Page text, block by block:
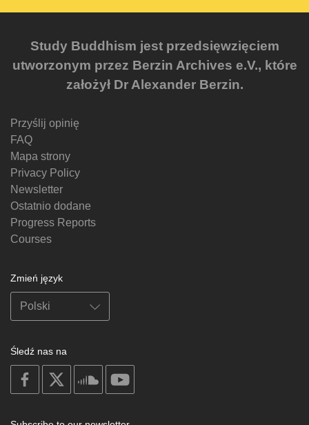
Study Buddhism jest przedsięwzięciem
utworzonym przez Berzin Archives e.V., które
założył Dr Alexander Berzin.
Przyślij opinię
FAQ
Mapa strony
Privacy Policy
Newsletter
Ostatnio dodane
Progress Reports
Courses
Zmień język
Śledź nas na
on
facebook
soundcloud